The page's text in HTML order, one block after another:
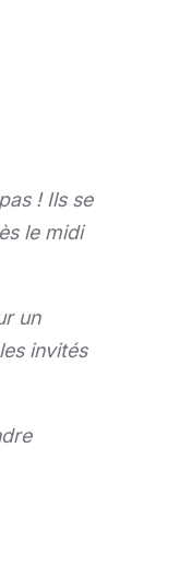
! Ils se
le midi
un
invités